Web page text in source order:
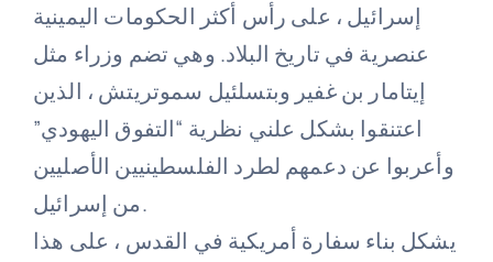
إسرائيل ، على رأس أكثر الحكومات اليمينية
عنصرية في تاريخ البلاد. وهي تضم وزراء مثل
إيتامار بن غفير وبتسلئيل سموتريتش ، الذين
اعتنقوا بشكل علني نظرية “التفوق اليهودي”
وأعربوا عن دعمهم لطرد الفلسطينيين الأصليين
من إسرائيل.
يشكل بناء سفارة أمريكية في القدس ، على هذا